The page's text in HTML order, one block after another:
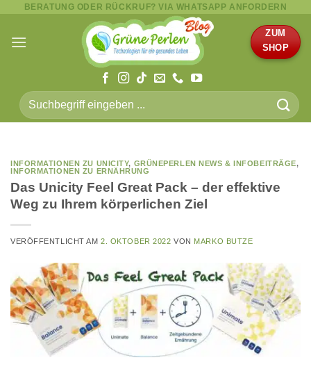
springen
BERATUNG ODER RÜCKRUF? VIA WHATSAPP ANFORDERN
ZUM
SHOP
Suche
nach:
INFORMATIONEN ZU UNICITY, GRÜNEPERLEN NEWS & INFOBEITRÄGE,
INFORMATIONEN ZU ERNÄHRUNG
Das Unicity Feel Great Pack – der effektive
Weg zu Ihrem körperlichen Ziel
VERÖFFENTLICHT AM2. OKTOBER 2022 VON MARKO BUTZE